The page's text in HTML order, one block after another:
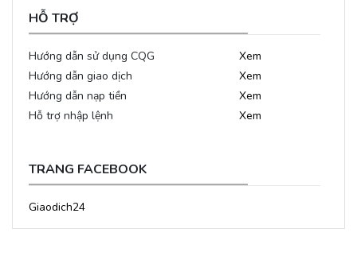
HỖ TRỢ
Hướng dẫn sử dụng CQG
Xem
Hướng dẫn giao dịch
Xem
Hướng dẫn nạp tiền
Xem
Hỗ trợ nhập lệnh
Xem
TRANG FACEBOOK
Giaodich24